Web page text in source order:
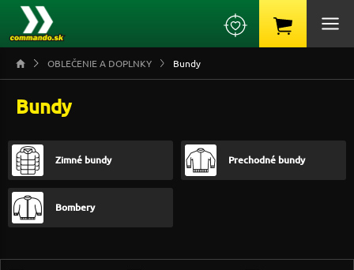
OBLEČENIE A DOPLNKY Bundy
Bundy
Zimné bundy Prechodné bundy
Bombery